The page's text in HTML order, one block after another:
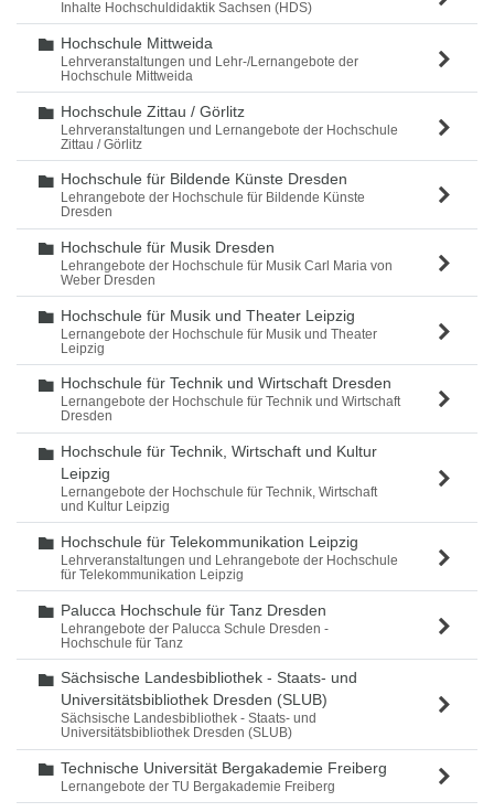
Inhalte Hochschuldidaktik Sachsen (HDS)
Ordner
Hochschule Mittweida
Lehrveranstaltungen und Lehr-/Lernangebote der
Hochschule Mittweida
Ordner
Hochschule Zittau / Görlitz
Lehrveranstaltungen und Lernangebote der Hochschule
Zittau / Görlitz
Ordner
Hochschule für Bildende Künste Dresden
Lehrangebote der Hochschule für Bildende Künste
Dresden
Ordner
Hochschule für Musik Dresden
Lehrangebote der Hochschule für Musik Carl Maria von
Weber Dresden
Ordner
Hochschule für Musik und Theater Leipzig
Lernangebote der Hochschule für Musik und Theater
Leipzig
Ordner
Hochschule für Technik und Wirtschaft Dresden
Lernangebote der Hochschule für Technik und Wirtschaft
Dresden
Ordner
Hochschule für Technik, Wirtschaft und Kultur
Leipzig
Lernangebote der Hochschule für Technik, Wirtschaft
und Kultur Leipzig
Ordner
Hochschule für Telekommunikation Leipzig
Lehrveranstaltungen und Lehrangebote der Hochschule
für Telekommunikation Leipzig
Ordner
Palucca Hochschule für Tanz Dresden
Lehrangebote der Palucca Schule Dresden -
Hochschule für Tanz
Ordner
Sächsische Landesbibliothek - Staats- und
Universitätsbibliothek Dresden (SLUB)
Sächsische Landesbibliothek - Staats- und
Universitätsbibliothek Dresden (SLUB)
Ordner
Technische Universität Bergakademie Freiberg
Lernangebote der TU Bergakademie Freiberg